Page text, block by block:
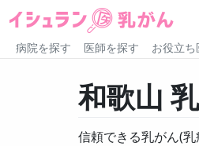
病院を探す 医師を探す お役立
和歌山
信頼できる乳がん(乳